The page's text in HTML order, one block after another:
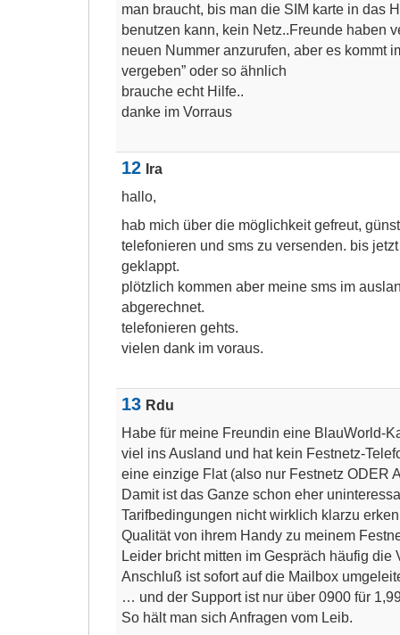
man braucht, bis man die SIM karte in das
benutzen kann, kein Netz..Freunde haben
neuen Nummer anzurufen, aber es kommt
vergeben” oder so ähnlich
brauche echt Hilfe..
danke im Vorraus
12 Ira
hallo,
hab mich über die möglichkeit gefreut,
telefonieren und sms zu versenden. bis
geklappt.
plötzlich kommen aber meine sms im
abgerechnet.
telefonieren gehts.
vielen dank im voraus.
13 Rdu
Habe für meine Freundin eine BlauWorld-
viel ins Ausland und hat kein Festnetz-
eine einzige Flat (also nur Festnetz ODER
Damit ist das Ganze schon eher
Tarifbedingungen nicht wirklich klarzu
Qualität von ihrem Handy zu meinem
Leider bricht mitten im Gespräch häufig die
Anschluß ist sofort auf die Mailbox
… und der Support ist nur über 0900 für
So hält man sich Anfragen vom Leib.